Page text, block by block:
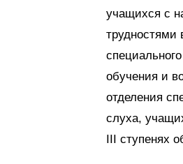
учащихся с
трудностями
обучения и
отделения
слуха,
III ступенях